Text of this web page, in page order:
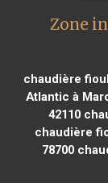
Zone
chaudière
Atlantic à
42110
chaudière
78700